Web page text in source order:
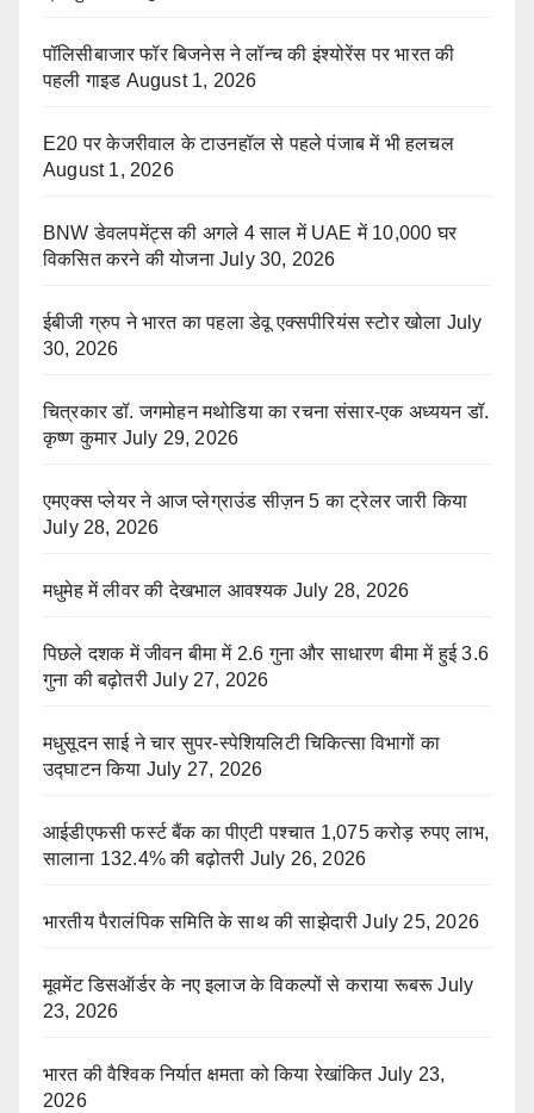
पॉलिसीबाजार फॉर बिजनेस ने लॉन्च की इंश्योरेंस पर भारत की
पहली गाइड August 1, 2026
E20 पर केजरीवाल के टाउनहॉल से पहले पंजाब में भी हलचल
August 1, 2026
BNW डेवलपमेंट्स की अगले 4 साल में UAE में 10,000 घर
विकसित करने की योजना July 30, 2026
ईबीजी ग्रुप ने भारत का पहला डेवू एक्सपीरियंस स्टोर खोला July
30, 2026
चित्रकार डॉ. जगमोहन मथोडिया का रचना संसार-एक अध्ययन डॉ.
कृष्ण कुमार July 29, 2026
एमएक्स प्लेयर ने आज प्लेग्राउंड सीज़न 5 का ट्रेलर जारी किया
July 28, 2026
मधुमेह में लीवर की देखभाल आवश्यक July 28, 2026
पिछले दशक में जीवन बीमा में 2.6 गुना और साधारण बीमा में हुई 3.6
गुना की बढ़ोतरी July 27, 2026
मधुसूदन साई ने चार सुपर-स्पेशियलिटी चिकित्सा विभागों का
उद्घाटन किया July 27, 2026
आईडीएफसी फर्स्ट बैंक का पीएटी पश्चात 1,075 करोड़ रुपए लाभ,
सालाना 132.4% की बढ़ोतरी July 26, 2026
भारतीय पैरालंपिक समिति के साथ की साझेदारी July 25, 2026
मूवमेंट डिसऑर्डर के नए इलाज के विकल्पों से कराया रूबरू July
23, 2026
भारत की वैश्विक निर्यात क्षमता को किया रेखांकित July 23,
2026